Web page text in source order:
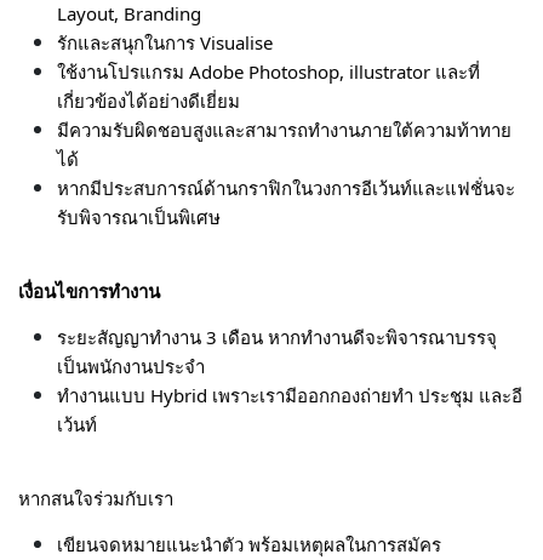
Layout, Branding
รักและสนุกในการ Visualise
ใช้งานโปรแกรม Adobe Photoshop, illustrator และที่
เกี่ยวข้องได้อย่างดีเยี่ยม
มีความรับผิดชอบสูงและสามารถทำงานภายใต้ความท้าทาย
ได้
หากมีประสบการณ์ด้านกราฟิกในวงการอีเว้นท์และแฟชั่นจะ
รับพิจารณาเป็นพิเศษ
เงื่อนไขการทำงาน
ระยะสัญญาทำงาน 3 เดือน หากทำงานดีจะพิจารณาบรรจุ
เป็นพนักงานประจำ
ทำงานแบบ Hybrid เพราะเรามีออกกองถ่ายทำ ประชุม และอี
เว้นท์
หากสนใจร่วมกับเรา
เขียนจดหมายแนะนำตัว พร้อมเหตุผลในการสมัคร